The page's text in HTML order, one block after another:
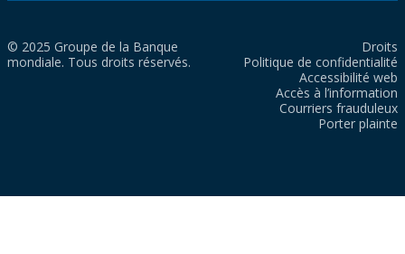
© 2025 Groupe de la Banque
mondiale. Tous droits réservés.
Droits
Politique de confidentialité
Accessibilité web
Accès à l’information
Courriers frauduleux
Porter plainte